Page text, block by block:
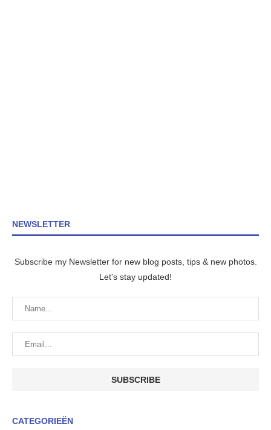
NEWSLETTER
Subscribe my Newsletter for new blog posts, tips & new photos.
Let's stay updated!
CATEGORIEËN